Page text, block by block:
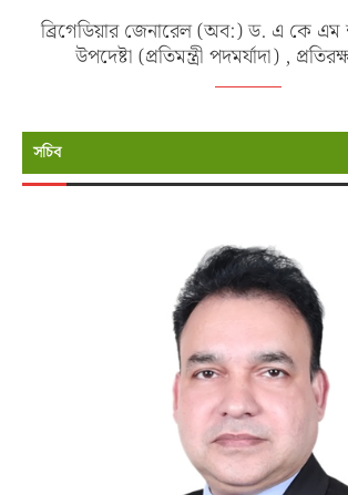
ব্রিগেডিয়ার জেনারেল (অব:) ড. এ কে
উপদেষ্টা (প্রতিমন্ত্রী পদমর্যাদা) ,
সচিব